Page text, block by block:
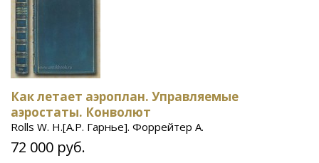
Как летает аэроплан. Управляемые
аэростаты. Конволют
Rolls W. H.[А.Р. Гарнье]. Форрейтер А.
72 000 руб.